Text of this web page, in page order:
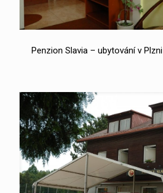
Penzion Slavia – ubytování v Plzni